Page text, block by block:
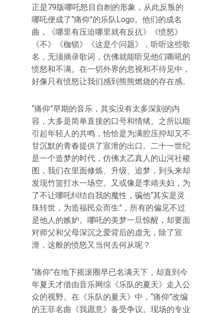
正是79版哪吒怒目自刎的形象，从此反叛的
哪吒便成了“痛仰”的乐队Logo。他们的成名
曲，《哪里有压迫哪里就有反抗》《愤怒》
《不》《枷锁》《这是个问题》，听听这些歌
名，无须摘录歌词，仿佛就能听见他们嘶吼的
愤怒和不满。在一切外界的忽视和不待见中，
好像只有愤怒让我们感到熊熊燃烧的存在感。
“痛仰”早期的音乐，其实没有太多深刻的内
容，大多是简单直接的口号和情绪。之所以能
引起年轻人的共鸣，恰恰是为满腔压抑却又不
甘沉默的青春提供了宣泄的出口。二十一世纪
是一个造梦的时代，仿佛太乙真人的山河社稷
图，我们在里面修炼、升级、追梦，到头来却
发现竹篮打水一场空。又或像是李靖夫妇，为
了不让哪吒纠结自我的魔性，骗他“其实是灵
珠转世，为造福民众而生”，所有的偏见不过
是他人的嫉妒。哪吒的美梦一旦惊醒，却要面
对师父和父母深沉之爱背后的虚无，除了宣
泄，这般的愤怒又当何去何从呢？
“痛仰”在地下摇滚圈早已名满天下，却直到今
年夏天才借由音乐网综《乐队的夏天》走入公
众的视野。在《乐队的夏天》中，“痛仰”改编
的王菲名曲《我愿意》备受争议。现场的专业